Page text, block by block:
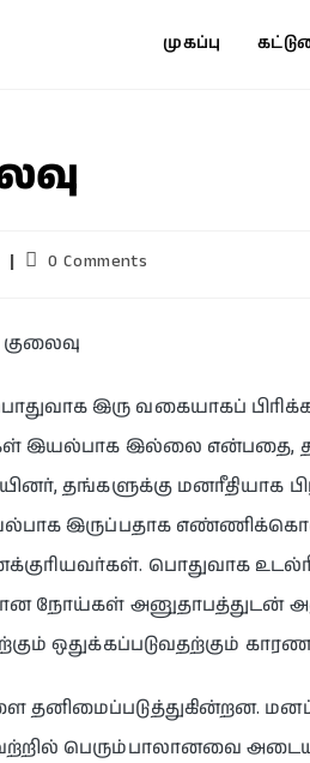
முகப்பு
0 Comments
இரு வகையாகப்
இயல்பாக இல்லை என்பதை,
தங்களுக்கு மனரீதியாக
இருப்பதாக
பொதுவாக
நோய்கள் அனுதாபத்துடன்
ஒதுக்கப்படுவதற்கும்
பெரும்பாலானவை